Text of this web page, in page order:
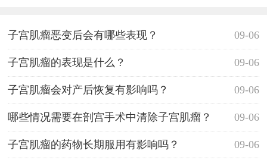
09-06
子宫肌瘤恶变后会有哪些表现？
09-06
子宫肌瘤的表现是什么？
09-06
子宫肌瘤会对产后恢复有影响吗？
09-06
哪些情况需要在剖宫手术中清除子宫肌瘤？
09-06
子宫肌瘤的药物长期服用有影响吗？